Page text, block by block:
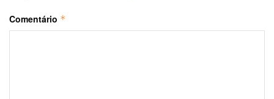
Comentário *